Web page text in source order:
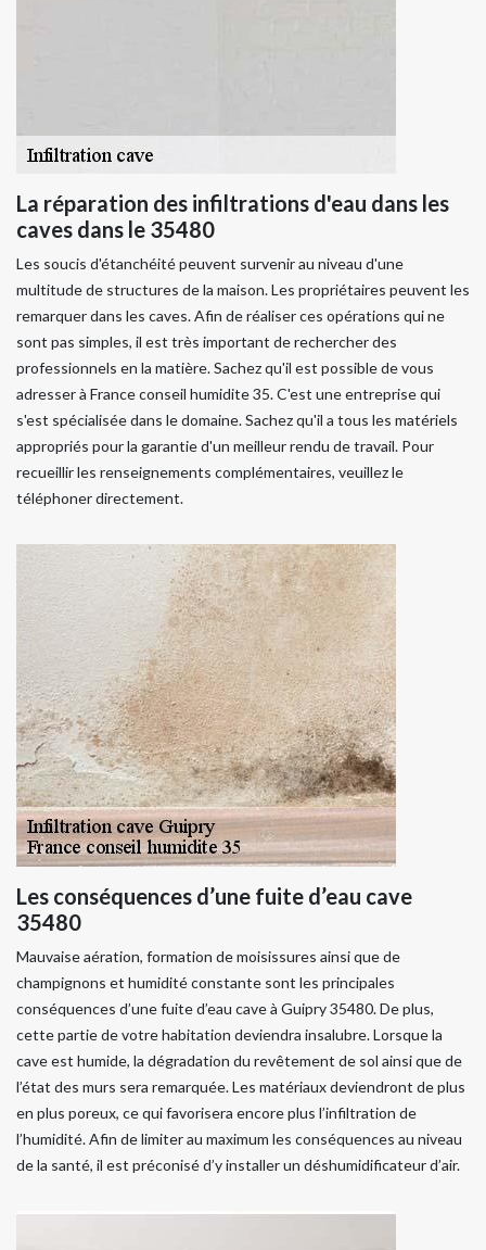
La réparation des infiltrations d'eau dans les
caves dans le 35480
Les soucis d'étanchéité peuvent survenir au niveau d'une
multitude de structures de la maison. Les propriétaires peuvent les
remarquer dans les caves. Afin de réaliser ces opérations qui ne
sont pas simples, il est très important de rechercher des
professionnels en la matière. Sachez qu'il est possible de vous
adresser à France conseil humidite 35. C'est une entreprise qui
s'est spécialisée dans le domaine. Sachez qu'il a tous les matériels
appropriés pour la garantie d'un meilleur rendu de travail. Pour
recueillir les renseignements complémentaires, veuillez le
téléphoner directement.
Les conséquences d’une fuite d’eau cave
35480
Mauvaise aération, formation de moisissures ainsi que de
champignons et humidité constante sont les principales
conséquences d’une fuite d’eau cave à Guipry 35480. De plus,
cette partie de votre habitation deviendra insalubre. Lorsque la
cave est humide, la dégradation du revêtement de sol ainsi que de
l’état des murs sera remarquée. Les matériaux deviendront de plus
en plus poreux, ce qui favorisera encore plus l’infiltration de
l’humidité. Afin de limiter au maximum les conséquences au niveau
de la santé, il est préconisé d’y installer un déshumidificateur d’air.